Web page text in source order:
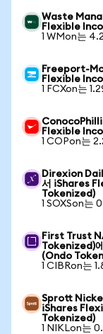
Waste
Flexible
1 WMon는
Freeport-
Flexible
1 FCXon는
Flexible
1 COPon는
Direxion
서 iShares
Tokenized)
1 SOXSon는
First Trust
Tokenized)
(Ondo
1 CIBRon는
Sprott
iShares
Tokenized)
1 NIKLon는